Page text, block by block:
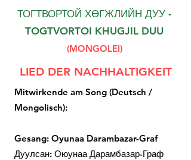
ТОГТВОРТОЙ ХӨГЖЛИЙН ДУУ -
TOGTVORTOI KHUGJIL DUU
(MONGOLEI)
LIED DER NACHHALTIGKEIT
Mitwirkende am Song (Deutsch /
Mongolisch):
Gesang: Oyunaa Darambazar-Graf
Дуулсан: Оюунаа Дарамбазар-Граф